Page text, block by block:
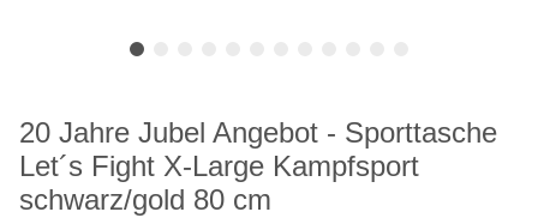
20 Jahre Jubel Angebot - Sporttasche
Let´s Fight X-Large Kampfsport
schwarz/gold 80 cm